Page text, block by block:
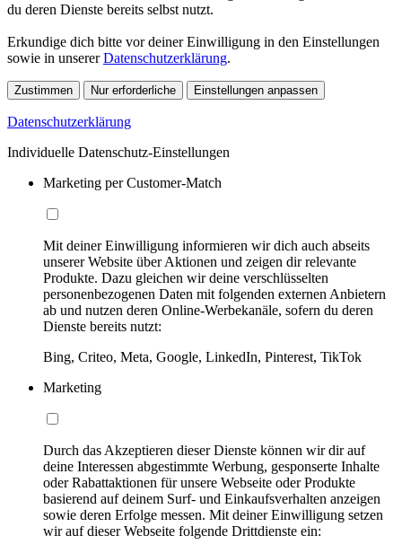
du deren Dienste bereits selbst nutzt.
Erkundige dich bitte vor deiner Einwilligung in den Einstellungen
sowie in unsererDatenschutzerklärung.
Zustimmen Nur erforderliche Einstellungen anpassen
Datenschutzerklärung
Individuelle Datenschutz-Einstellungen
Marketing per Customer-Match
Mit deiner Einwilligung informieren wir dich auch abseits
unserer Website über Aktionen und zeigen dir relevante
Produkte. Dazu gleichen wir deine verschlüsselten
personenbezogenen Daten mit folgenden externen Anbietern
ab und nutzen deren Online-Werbekanäle, sofern du deren
Dienste bereits nutzt:
Bing, Criteo, Meta, Google, LinkedIn, Pinterest, TikTok
Marketing
Durch das Akzeptieren dieser Dienste können wir dir auf
deine Interessen abgestimmte Werbung, gesponserte Inhalte
oder Rabattaktionen für unsere Webseite oder Produkte
basierend auf deinem Surf- und Einkaufsverhalten anzeigen
sowie deren Erfolge messen. Mit deiner Einwilligung setzen
wir auf dieser Webseite folgende Drittdienste ein: